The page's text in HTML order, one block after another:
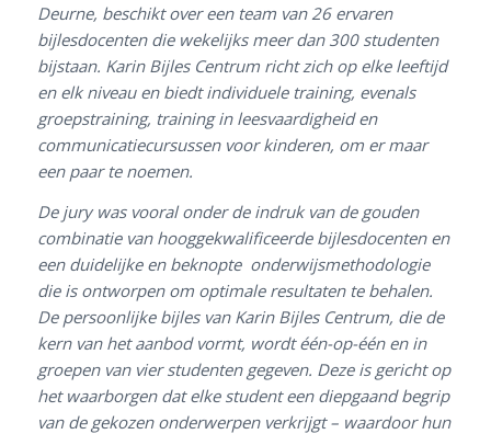
Deurne, beschikt over een team van 26 ervaren
bijlesdocenten die wekelijks meer dan 300 studenten
bijstaan. Karin Bijles Centrum richt zich op elke leeftijd
en elk niveau en biedt individuele training, evenals
groepstraining, training in leesvaardigheid en
communicatiecursussen voor kinderen, om er maar
een paar te noemen.
De jury was vooral onder de indruk van de gouden
combinatie van hooggekwalificeerde bijlesdocenten en
een duidelijke en beknopte onderwijsmethodologie
die is ontworpen om optimale resultaten te behalen.
De persoonlijke bijles van Karin Bijles Centrum, die de
kern van het aanbod vormt, wordt één-op-één en in
groepen van vier studenten gegeven. Deze is gericht op
het waarborgen dat elke student een diepgaand begrip
van de gekozen onderwerpen verkrijgt – waardoor hun